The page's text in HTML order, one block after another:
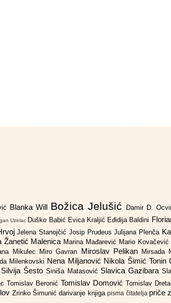
Blanka Will Božica Jelušić Damir D.
Uzelac Duško Babić Evica Kraljić Eđidija Baldini
Jelena Stanojčić Josip PrudeusJulijana Plenča
Žanetić Malenica Marina Mađarević Mario Kovačević
Mikulec Miro Gavran Miroslav Pelikan Mirsada
Milenkovski Nena Miljanović Nikola Šimić Tonin
Silvija Šesto Siniša Matasović Slavica Gazibara
Tomislav Beronić Tomislav DomovićTomislav
Zrinko Šimunićdarivanje knjigapisma čitatelja priče